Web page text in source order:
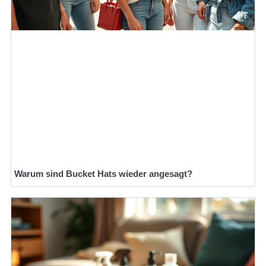
Warum sind Bucket Hats wieder angesagt?